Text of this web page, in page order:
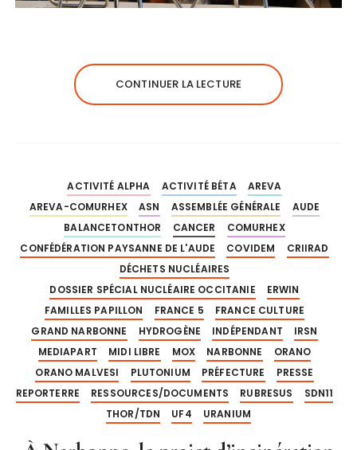
CONTINUER LA LECTURE
ACTIVITÉ ALPHA ACTIVITÉ BÉTA
AREVA
AREVA-COMURHEX
ASN ASSEMBLÉE GÉNÉRALE
AUDE
BALANCETONTHOR
CANCER
COMURHEX
CONFÉDÉRATION PAYSANNE DE L'AUDE
COVIDEM
CRIIRAD
DÉCHETS NUCLÉAIRES
DOSSIER SPÉCIAL NUCLÉAIRE OCCITANIE
ERWIN
FAMILLES PAPILLON
FRANCE 5
FRANCE CULTURE
GRAND NARBONNE
HYDROGÈNE INDÉPENDANT
IRSN
MEDIAPART
MIDI LIBRE MOX NARBONNE
ORANO
ORANO MALVESI
PLUTONIUM PRÉFECTURE
PRESSE
REPORTERRE
RESSOURCES/DOCUMENTS RUBRESUS
SDN11
THOR/TDN
UF4 URANIUM